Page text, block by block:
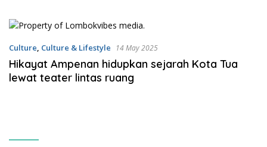
Culture, Culture & Lifestyle 14 May 2025
Hikayat Ampenan hidupkan sejarah Kota Tua
lewat teater lintas ruang